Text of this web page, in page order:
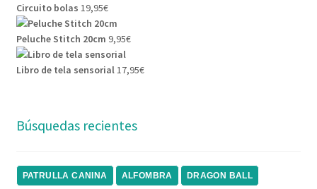
Circuito bolas 19,95€
Peluche Stitch 20cm 9,95€
Libro de tela sensorial17,95€
Búsquedas recientes
PATRULLA CANINA ALFOMBRA DRAGON BALL